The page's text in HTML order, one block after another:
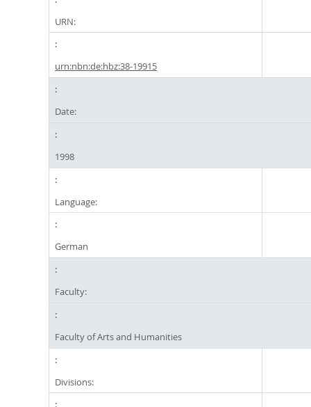
URN:
urn:nbn:de:hbz:38-19915
Date:
1998
Language:
German
Faculty:
Faculty of Arts and Humanities
Divisions: